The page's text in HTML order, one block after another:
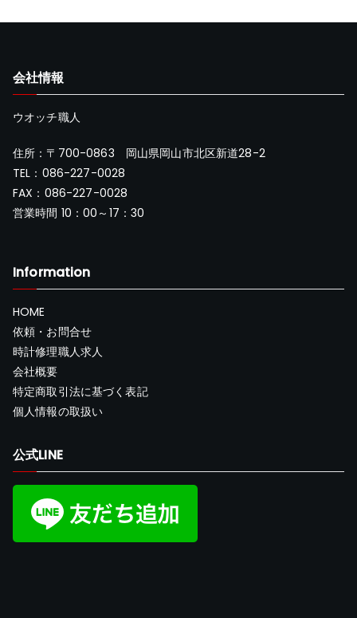
会社情報
ウオッチ職人
住所：〒700-0863 岡山県岡山市北区新道28-2
TEL：086-227-0028
FAX：086-227-0028
営業時間 10：00～17：30
Information
HOME
依頼・お問合せ
時計修理職人求人
会社概要
特定商取引法に基づく表記
個人情報の取扱い
公式LINE